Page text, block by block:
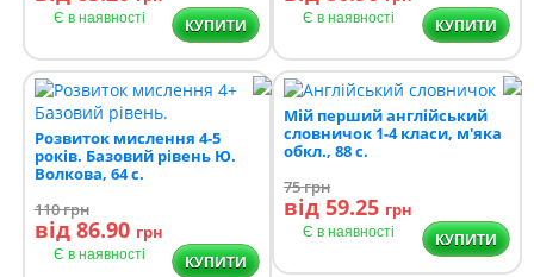
Є в наявності КУПИТИ Є в наявності КУПИТИ
Розвиток мислення 4-5
років. Базовий рівень Ю.
Волкова, 64 с.
110грн
від 86.90 грн
Є в наявності КУПИТИ
Мій перший англійський
словничок 1-4 класи, м'яка
обкл., 88 с.
75грн
від 59.25 грн
Є в наявності КУПИТИ